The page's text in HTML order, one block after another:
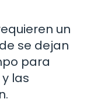
un
se dejan
para
las